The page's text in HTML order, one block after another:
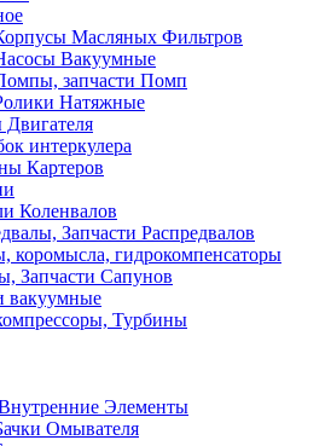
Масляных Фильтров
Вакуумные
запчасти Помп
Натяжные
интеркулера
Картеров
Коленвалов
Запчасти Распредвалов
коромысла, гидрокомпенсаторы
Запчасти Сапунов
вакуумные
Турбины
Элементы
Омывателя